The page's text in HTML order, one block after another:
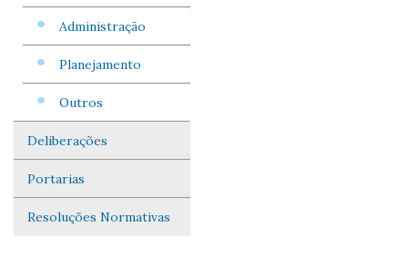
Administração
Planejamento
Outros
Deliberações
Portarias
Resoluções Normativas